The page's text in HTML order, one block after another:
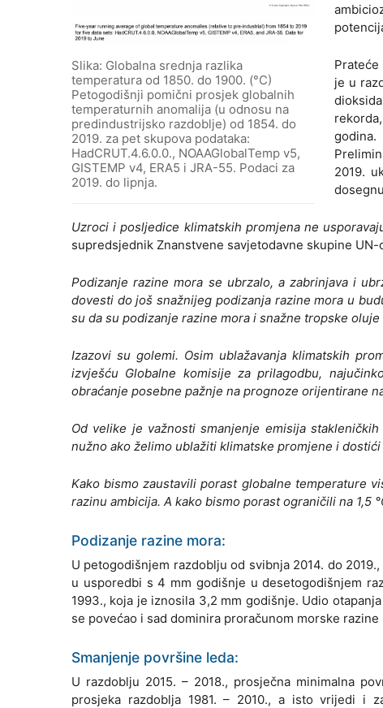
Slika: Globalna srednja razlika
temperatura od 1850. do 1900. (°C)
Petogodišnji pomični prosjek globalnih
temperaturnih anomalija (u odnosu na
predindustrijsko razdoblje) od 1854. do
2019. za pet skupova podataka:
HadCRUT.4.6.0.0., NOAAGlobalTemp v5,
GISTEMP v4, ERA5 i JRA-55. Podaci za
2019. do lipnja.
je u
godina.
2019.
Uzroci i posljedice klimatskih promjena ne
supredsjednik Znanstvene savjetodavne skupine UN-
Podizanje razine mora se ubrzalo, a zabrinjava i
dovesti do još snažnijeg podizanja razine mora u
su da su podizanje razine mora i snažne tropske
Izazovi su golemi. Osim ublažavanja klimatskih
izvješću Globalne komisije za prilagodbu,
obraćanje posebne pažnje na prognoze orijentirane
Od velike je važnosti smanjenje emisija
nužno ako želimo ublažiti klimatske promjene i
Kako bismo zaustavili porast globalne temperature
razinu ambicija. A kako bismo porast ograničili na 1,5
Podizanje razine mora:
U petogodišnjem razdoblju od svibnja 2014. do
u usporedbi s 4 mm godišnje u desetogodišnjem
1993., koja je iznosila 3,2 mm godišnje. Udio
se povećao i sad dominira proračunom morske
Smanjenje površine leda:
U razdoblju 2015. – 2018., prosječna minimalna
prosjeka razdoblja 1981. – 2010., a isto vrijedi i